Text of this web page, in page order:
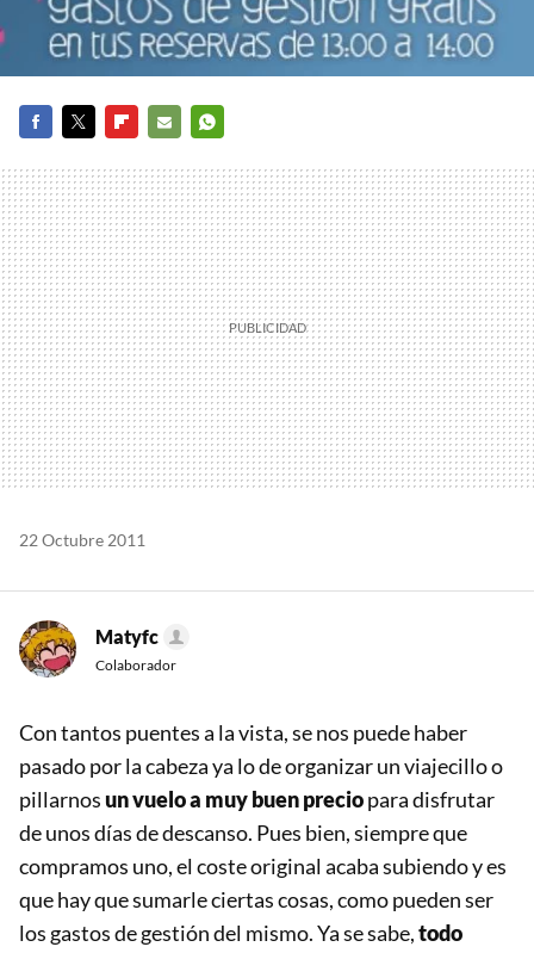
MAIL
22 Octubre 2011
Matyfc
Colaborador
Con tantos puentes a la vista, se nos puede haber
pasado por la cabeza ya lo de organizar un viajecillo o
pillarnos un vuelo a muy buen preciopara disfrutar
de unos días de descanso. Pues bien, siempre que
compramos uno, el coste original acaba subiendo y es
que hay que sumarle ciertas cosas, como pueden ser
los gastos de gestión del mismo. Ya se sabe,todo